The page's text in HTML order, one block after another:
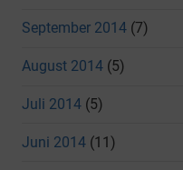
September 2014 (7)
August 2014 (5)
Juli 2014 (5)
Juni 2014 (11)